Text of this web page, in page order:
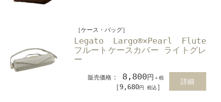
［ケース・バッグ］
Legato Largo®×Pearl Flute
フルートケースカバー ライトグレ
ー
販売価格 ： 8,800円 ＋税
［9,680円 税込 ］
詳細